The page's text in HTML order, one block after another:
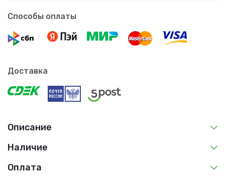
Способы оплаты
Доставка
Описание
Наличие
Оплата